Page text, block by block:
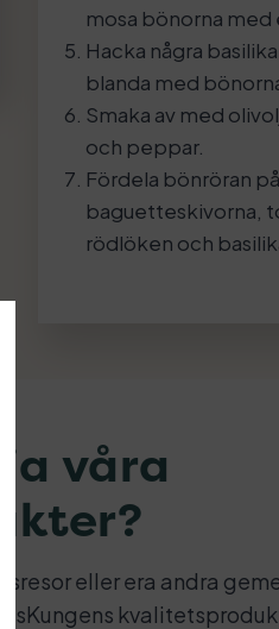
mosa bönorna med
Hacka några
blanda med
Smaka av med
och peppar.
Fördela bönröran på
baguetteskivorna,
rödlöken och
våra
eller era andra